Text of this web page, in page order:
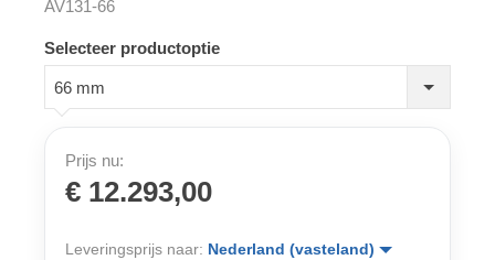
AV131-66
Selecteer productoptie
66 mm
Prijs nu:
€ 12.293,00
Leveringsprijs naar: Nederland (vasteland)